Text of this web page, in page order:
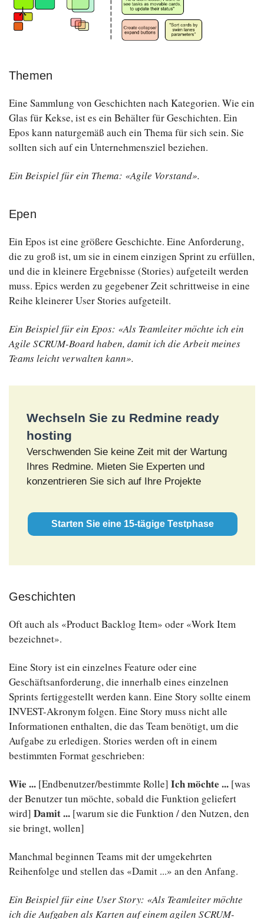
Themen
Eine Sammlung von Geschichten nach Kategorien. Wie ein
Glas für Kekse, ist es ein Behälter für Geschichten. Ein
Epos kann naturgemäß auch ein Thema für sich sein. Sie
sollten sich auf ein Unternehmensziel beziehen.
Ein Beispiel für ein Thema: «Agile Vorstand».
Epen
Ein Epos ist eine größere Geschichte. Eine Anforderung,
die zu groß ist, um sie in einem einzigen Sprint zu erfüllen,
und die in kleinere Ergebnisse (Stories) aufgeteilt werden
muss. Epics werden zu gegebener Zeit schrittweise in eine
Reihe kleinerer User Stories aufgeteilt.
Ein Beispiel für ein Epos: «Als Teamleiter möchte ich ein
Agile SCRUM-Board haben, damit ich die Arbeit meines
Teams leicht verwalten kann».
Wechseln Sie zu Redmine ready
hosting
Verschwenden Sie keine Zeit mit der Wartung
Ihres Redmine. Mieten Sie Experten und
konzentrieren Sie sich auf Ihre Projekte
Starten Sie eine 15-tägige Testphase
Geschichten
Oft auch als «Product Backlog Item» oder «Work Item
bezeichnet».
Eine Story ist ein einzelnes Feature oder eine
Geschäftsanforderung, die innerhalb eines einzelnen
Sprints fertiggestellt werden kann. Eine Story sollte einem
INVEST-Akronym folgen. Eine Story muss nicht alle
Informationen enthalten, die das Team benötigt, um die
Aufgabe zu erledigen. Stories werden oft in einem
bestimmten Format geschrieben:
Wie ... [Endbenutzer/bestimmte Rolle] Ich möchte ... [was
der Benutzer tun möchte, sobald die Funktion geliefert
wird] Damit ... [warum sie die Funktion / den Nutzen, den
sie bringt, wollen]
Manchmal beginnen Teams mit der umgekehrten
Reihenfolge und stellen das «Damit ...» an den Anfang.
Ein Beispiel für eine User Story: «Als Teamleiter möchte
ich die Aufgaben als Karten auf einem agilen SCRUM-